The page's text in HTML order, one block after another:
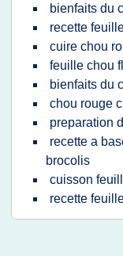
bienfaits du
recette
cuire chou
feuille chou
bienfaits du
chou rouge
preparation
recette a
brocolis
cuisson
recette